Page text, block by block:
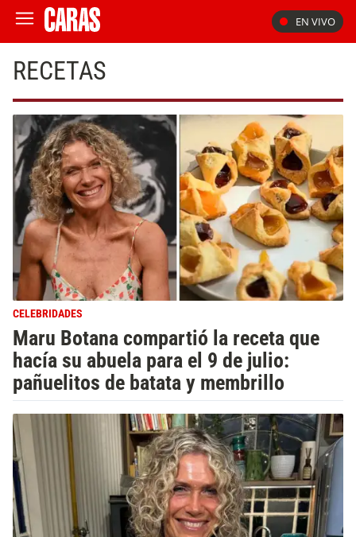
EN VIVO
RECETAS
CELEBRIDADES
Maru Botana compartió la receta que
hacía su abuela para el 9 de julio:
pañuelitos de batata y membrillo